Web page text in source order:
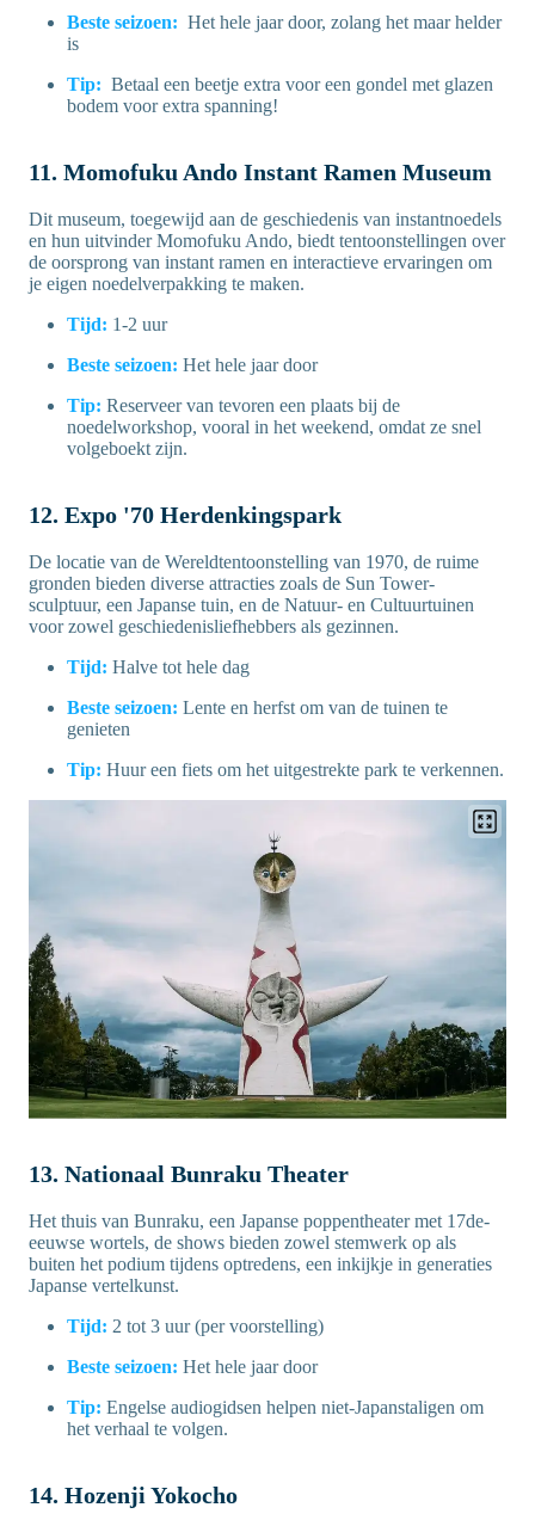
Beste seizoen: Het hele jaar door, zolang het maar helder
is
Tip: Betaal een beetje extra voor een gondel met glazen
bodem voor extra spanning!
11. Momofuku Ando Instant Ramen Museum
Dit museum, toegewijd aan de geschiedenis van instantnoedels
en hun uitvinder Momofuku Ando, biedt tentoonstellingen over
de oorsprong van instant ramen en interactieve ervaringen om
je eigen noedelverpakking te maken.
Tijd: 1-2 uur
Beste seizoen: Het hele jaar door
Tip: Reserveer van tevoren een plaats bij de
noedelworkshop, vooral in het weekend, omdat ze snel
volgeboekt zijn.
12. Expo '70 Herdenkingspark
De locatie van de Wereldtentoonstelling van 1970, de ruime
gronden bieden diverse attracties zoals de Sun Tower-
sculptuur, een Japanse tuin, en de Natuur- en Cultuurtuinen
voor zowel geschiedenisliefhebbers als gezinnen.
Tijd: Halve tot hele dag
Beste seizoen: Lente en herfst om van de tuinen te
genieten
Tip: Huur een fiets om het uitgestrekte park te verkennen.
13. Nationaal Bunraku Theater
Het thuis van Bunraku, een Japanse poppentheater met 17de-
eeuwse wortels, de shows bieden zowel stemwerk op als
buiten het podium tijdens optredens, een inkijkje in generaties
Japanse vertelkunst.
Tijd: 2 tot 3 uur (per voorstelling)
Beste seizoen: Het hele jaar door
Tip: Engelse audiogidsen helpen niet-Japanstaligen om
het verhaal te volgen.
14. Hozenji Yokocho